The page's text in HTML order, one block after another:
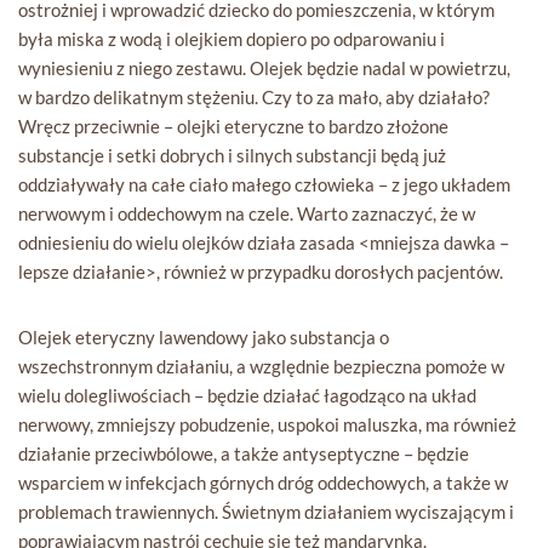
ostrożniej i wprowadzić dziecko do pomieszczenia, w którym
była miska z wodą i olejkiem dopiero po odparowaniu i
wyniesieniu z niego zestawu. Olejek będzie nadal w powietrzu,
w bardzo delikatnym stężeniu. Czy to za mało, aby działało?
Wręcz przeciwnie – olejki eteryczne to bardzo złożone
substancje i setki dobrych i silnych substancji będą już
oddziaływały na całe ciało małego człowieka – z jego układem
nerwowym i oddechowym na czele. Warto zaznaczyć, że w
odniesieniu do wielu olejków działa zasada <mniejsza dawka –
lepsze działanie>, również w przypadku dorosłych pacjentów.
Olejek eteryczny lawendowy jako substancja o
wszechstronnym działaniu, a względnie bezpieczna pomoże w
wielu dolegliwościach – będzie działać łagodząco na układ
nerwowy, zmniejszy pobudzenie, uspokoi maluszka, ma również
działanie przeciwbólowe, a także antyseptyczne – będzie
wsparciem w infekcjach górnych dróg oddechowych, a także w
problemach trawiennych. Świetnym działaniem wyciszającym i
poprawiającym nastrój cechuje się też mandarynka.